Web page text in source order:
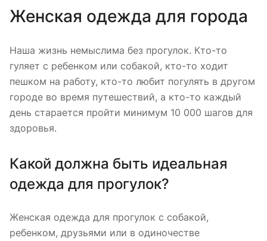
Женская одежда для города
Наша жизнь немыслима без прогулок. Кто-то
гуляет с ребенком или собакой, кто-то ходит
пешком на работу, кто-то любит погулять в другом
городе во время путешествий, а кто-то каждый
день старается пройти минимум 10 000 шагов для
здоровья.
Какой должна быть идеальная
одежда для прогулок?
Женская одежда для прогулок с собакой,
ребенком, друзьями или в одиночестве